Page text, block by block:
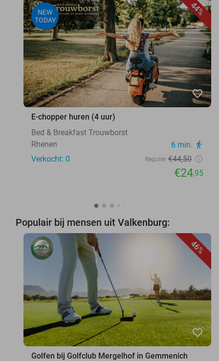
44%
NEW
TODAY
favorite_border
E-chopper huren (4 uur)
Bed & Breakfast Trouwborst
Rhenen
6 min. directions_walk
Verkocht: 0 Regulier €44,50
€24,95
Populair bij mensen uit Valkenburg:
46%
favorite_border
Golfen bij Golfclub Mergelhof in Gemmenich